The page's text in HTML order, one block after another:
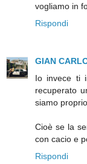
vogliamo in
Rispondi
GIAN
Io invece ti
recuperato
siamo
Cioè se la
con cacio e
Rispondi